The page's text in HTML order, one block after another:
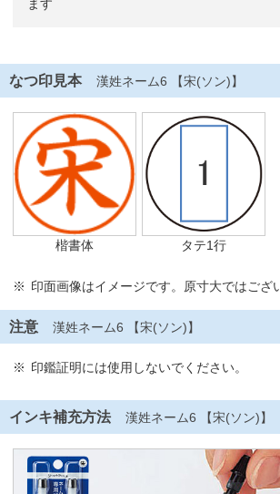
ます
なつ印見本 漢姓ネーム6 【宋(ソン)】
楷書体 タテ1行
印面画像はイメージです。原寸大ではござ
注意 漢姓ネーム6 【宋(ソン)】
印鑑証明には使用しないでください。
インキ補充方法 漢姓ネーム6 【宋(ソン)】